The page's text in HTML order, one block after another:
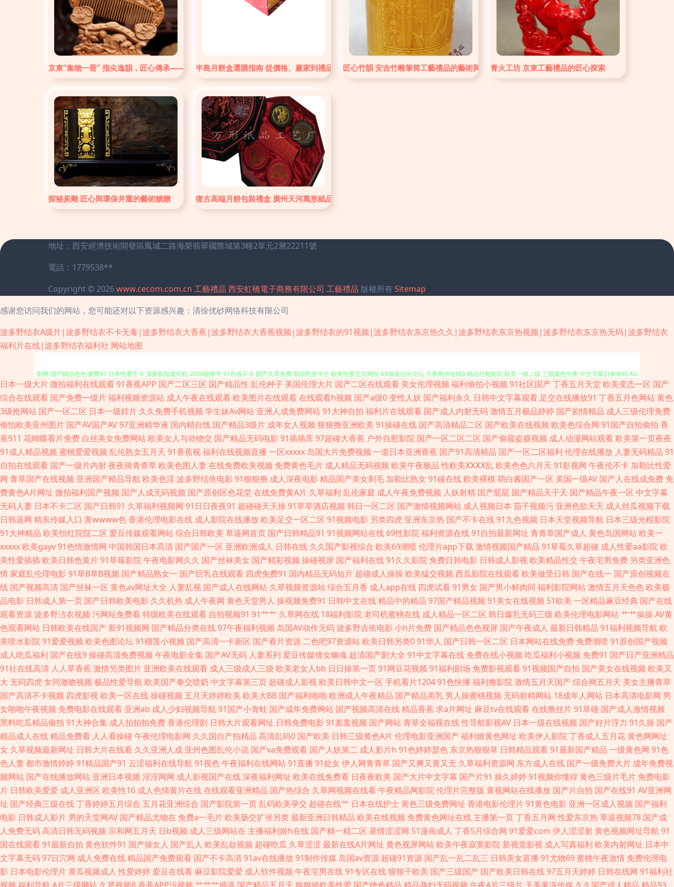
京東“集物一冊” 指尖逸韻，匠心傳承——探索工藝禮品之美半島月餅盒選購指南 從價格、廠家到禮品搭配全解析匠心竹韻 安吉竹雕筆筒工藝禮品的藝術與商機青火工坊 京東工藝禮品的匠心探索
探秘炭雕 匠心與環保并重的藝術饋贈 復古高端月餅包裝禮盒 廣州天河萬形紙品工藝廠的精湛工藝之作
地址：西安經濟技術開發區鳳城二路海榮翡翠國際城第3幢2單元2層22211號
電話：1779538**
Copyright © 2026www.cecom.com.cn 工藝禮品 西安虹橋電子商務有限公司 工藝禮品 版權所有 Sitemap
感谢您访问我们的网站，您可能还对以下资源感兴趣：清徐优砂网络科技有限公司
波多野结衣A级片|波多野结衣不卡无毒|波多野结衣大香蕉|波多野结衣大香蕉视频|波多野结衣的91视频|波多野结衣东京热久久|波多野结衣东京热视频|波多野结衣东京热无码|波多野结衣
福利片在线|波多野结衣福利社 网站地图
午夜福利丝袜人妻 91处女视频 91刺激小视频 97热超碰 变态另类综合网 91性爱直播 白丝足交视频 1024国产毛片 99热这里精品 丰满人妻影片 韩国av在線 极品av影院 蜜桃精品一 青青草成人AV 午夜寂寞伦理 91后入jk 俺去啦啦电
大片免费看 福利成人在线 黄色A级 老司机亚洲天堂 日韩激情网址 伪娘互操 91精品资源网 91香蕉碰 AV午夜福利导航 抖阴蜜桃樱桃91 久久欧美视频 日韩91豆花导航 丝袜玉足足交 影音先锋色情片 91传媒专区 91香蕉网 97超碰96
超碰 avtt中文网 超碰91在线 国产呦系列706 午夜仑理 午夜福利影音 变态另类影音 无码1234 中文字幕精东影业 91性福 超碰地址在线 国产激情久久 久久青草影院 老司机午夜福利院 日本片源午夜av 日韩无码专区 午夜久久视频 亚
洲老司机视 91手机视频 白丝美女后入内射 含羞草婷婷 老司机福利大香蕉 欧美日韩日本网 日本毛片视频 日本伪娘自慰射精 天天射夜夜操 午夜激情在线 自拍影音在线 91看片免费下载 av秘密入口 超碰91色色 国产天天干天天色 国
产专区路线 91内设网站 成人自拍超碰 久久大香蕉A片 日韩精品国产欧美 91黄色传媒公司 国产人妻3p自拍 久草手机在线观看 九九热草 欧美ssswww 伊人一线二线 91次元 97黃色网 东京热av在线 国产性爱第一页 久草福利视频蜜
桃 另类人妖影院 人妻超碰在线 深夜诱惑av 午夜极品 伊人网97 91午夜福利电影 超碰99观看 国产传媒第四页 海角综合福利导航 另类综合网 欧洲激情人妻 日韩综合色 亚州综合15P 91操碰 91再现精品 俺来也最新网址 国产白丝探
花 韩黄AA免费 免费三级欧韩 日本熟女色 偷牌自拍另类 伊人在线欧洲 91熊猫视频 超碰97人人调教 国产91在线不卡 久久精品在线 欧美综合性爱网 操熟女视频 蜜桃网性爱 日韩色香网 伊人影视久久 97超碰超碰 www豆花51 福利色
成人导航 狠狠艹狠狠爱 日韩插插插色 尤物com欧美 91天美 Www欧美爱爱 成人黄色AⅤ网站 另类人妖影院 97人人视频 国产h片在线下载 亚洲综合自拍a片 成人AV男人天堂 黑丝美女内射自慰 内射寂寞老女人 日本女人自淫 91在线
公开视频 黄色小说视频网址 欧洲精品区 亚洲AV色片爱豆 97超碰在线免费 大香蕉AV导航网 激情四虎 欧美第一页www 日韩ts另类人妖 婷婷自拍网 影音先锋三级理论 91试香蕉视频 操人妻av 国内草逼中文字幕 免费看三级AV片 日
韩特黄 亚洲性爱Au 91在线综合观看 岛国激情在线观看 黑丝免费91 狠狠色97 午夜污福利 91免费社区 成人无码影视 狠狠色伊人 美女做爱网站 日韩精品大片 午夜国产色色AV 91av福利 97国产绯色 成人AV天堂影视 国产精品一页
二页 欧美少妇裸体 五月天干逼网站2 91传煤 AV福利在线 豆花网站免费 激情综合丁香 欧美setu 日韩字幕在线观看 亚洲成人A片 avav激情 韩国无码三级片a 日本天堂中文字幕 91黑丝免费 成人AV大香蕉 久久香蕉网址 3级片第一页
国产欧美精品啪啪 欧美色成人 91草草视频 日本成人影视91 av情色导航 含羞草av在线 男同肛交国产自拍 日日撸亚洲视频 91白丝在线看 99福利导航微拍 福利偶偶 麻豆免费在线毛片 少妇喷潮蜜桃91 91少妇福利姬 超碰97国产在
线 国产一区二区11 蜜桃91日韩 日韩精品一二三四 亚洲日韩av色图 91在线精品尤物 少妇人妻影院 91蜜桃破 豆花在线免费社区 久草国产免费 欧美五级a五级 五月天色频道 91色女啪啪 肏逼网址 含羞草91 人妻玖玖 丁香综合素人
人人操欧美人 午夜剧场福利姬 超碰亚洲无码 日韩亚欧特 在线观看成人网址 TS伪娘视频黄色 国区一区二区视频 欧美曰逼 午夜视频在线 91尤物18 成人电影AV 精品www 人妖黄色A片 午夜久久电影 97色狠 人人艹逼 香蕉视频禁18
97总资源站 欧美性爱中文字幕 伊人大香蕉精品 大香蕉久久丁香 九九视屏 日本3级片人妻 亚洲综合激情色网 97操碰视频 国产第一页ab 网站黄色片 人妖资源 草莓视频黄免费 老司机福利影城 97色资源总站 精品主播网红主播 五月
天综合色色 99在线小视 国产色av 户外丰满少妇啪片 伊人狠狠 肏屄精品一区二区 久草视频在资源线 日本阿v视频 亚洲喷水 avtt中文网 国产91看 老司机福利天堂 日韩A片大区 97精品自拍 黄色精东 欧亚另类综合 亚洲天堂狼友网
97人人做视频 国产精品入口果冻 男人色导航 天堂国产 99热只有 国产微拍 熟女免费视频 91免费小视频 岛国操逼片 久久影院福利社 日韩三级欧美三级 3级片av片网 超碰草碰 精品国产伦区全集 日本成a影院 ts人妖视频 九九精品九
九国产 日韩精品第6 国产在8p 日韩精品1 影音先锋偷情福利 www黄wcom 黄色WW 日本熟妇网站大全 综合色图欧美 丁香av第一页 欧美草逼网址 午夜成人福利导航
日本一级大片微拍福利在线观看 91香蕉APP 国产二区三区 国产精品性 乱伦种子 美国伦理大片 国产二区在线观看 美女伦理视频 福利偷拍小视频 91社区国产丁香五月天堂 欧美变态一区 国产
综合在线观看 国产免费一级片福利视频资源站 成人午夜在线观看 欧美图片在线观看在线观看h视频 国产a级0变性人妖 国产福利永久 日韩中文字幕观看 足交在线播放91 丁香五月色网站黄色
3级抢网站 国产一区二区 日本一级婬片 久久免费手机视频 学生妹Av网站 亚洲人成免费网站 91大神自拍 福利片在线观看 国产成人内射无码激情五月极品婷婷 国产剧情精品 成人三级伦理免费
偷怕欧美亚州图片 国产AV国产AV 97亚洲精华液 国内精自线 国产精品3级片 成年女人视频 狠狠撸亚洲欧美 91操碰在线 国产高清精品二区 国产欧美在线视频 欧美色综合网 91国产自拍偷拍 香
蕉911 花蝴蝶看片免费 白丝美女免费网站 欧美女人与动物交 国产精品无码电影 91插插库 97超碰大香蕉 户外自慰影院 国产一区二区二区 国产偷窥盗摄视频 成人动漫网站观看 欧美第一页夜夜
91成人精品视频 蜜桃爱爱视频 乱伦熟女五月天 91香蕉视福利在线视频直播 一区xxxxx 岛国大片免费视频 一道日本亚洲香蕉 国产91高清精品 国产一区二区福利 伦理在线播放 人妻无码精品 91
自拍在线观看 国产一级片内射夜夜骑青青草 欧美色图人妻在线免费欧美视频 免费黄色毛片 成人精品无码视频 欧美午夜极品 性欧美ⅩⅩⅩⅩ乱 欧美色色六月天 91影视网 午夜伦不卡 加勒比性爱
网 青草国产在线视频 亚洲国产精品导航 欧美色淫波多野结依电影 91狠狠撸 成人深夜电影 精品国产美女剃毛 加勒比熟女 91碰在线 欧美裸模 萌白酱国产一区 美国一级AV 国产人在线成免费 免
费黄色A片网址 微拍福利国产视频 国产人成无码视频 国产原创区色花堂 在线免费黄A片 久草福利 乱伦家庭 成人午夜免费视频 人妖射精 国产屁屁 国产精品天干天 国产精品午夜一区 中文字幕
无码人妻 日本不卡二区 国产日韩91 久草福利视频网 91日日夜夜91 超碰碰天天操 91草草酒店视频 韩日一区二区 国产激情视频网站 成人视频日本 茄子视频污 亚洲色欲天天 成人丝瓜视频下载
日韩逼网 精东传媒入口 黄wwww色香港伦理电影在线 成人影院在线播放 欧美足交一区二区 91视频电影 另类四虎 亚洲东京热 国产不卡在线 91九色视频 日本天堂视频导航 日本三级光棍影院
91大神精品 欧美怡红院院二区 爱豆传媒观看网站综合日韩欧美 草逼网首页 国产日韩精品91 91视频网站在线 69性影院福利资源在线 91自拍最新网址 青青草国产成人 黄色岛国网站 欧美一
xxxxx 欧美gayv 91色情激情网 中国韩国日本高清 国产国产一区 亚洲欧洲成人 日韩在线 久久国产影视综合 欧美69潮喷伦理片app下载 激情视频国产精品 91草莓久草超碰 成人性爱aa影院 欧
美性爱插插 欧美日韩色黄片 91草莓影院午夜电影网久久 国产丝袜美女 国产精彩视频 操碰视屏 国产福利在线 91久久影院 免费日韩电影 日韩成人影视 欧美精品性交 午夜宅男免费 另类亚洲色
情 家庭乱伦理电影 91草B草B视频 国产精品熟女一 国产巨乳在线观看 四虎免费91 国内精品无码短片 超碰成人操操 欧美猛交视频 西瓜影院在线观看 欧美做受日韩 国产在线一 国产原创视频在
线 国产视频高清 国产丝袜一区 黄色av网址大全 人妻乱视 国产成人在线网站 久草视频资源站综合五月香 成人app在线 四虎试看 91男女 国产男小鲜肉同 福利影院网站激情五月天色色 欧美极
品电影 日韩成人第一页 国产日韩欧美电影 久久机热 成人午夜网 黄色天堂男人 操视频免费91 日韩中文在线精品中的精品 97国产精品视频 91美女在线视频 51欧美 一区精品麻豆经典 国产在线
观看资源波多野洁衣视频 污网站免费看特级欧美在线观看 自拍视频91 91艹艹 久草网在线 18福利影院老司机蜜桃在线 成人精品一区二区 韩日爆乳无码三级 欧美伦理电影网站艹艹操操 AV黄
色观看网站 日韩欧美在线国产 新91视频网 国产精品分类在线 97午夜福利视频 岛国AV动作无码波多野吉依电影 小h片免费 国产精品色色视屏 国产午夜成人 最新日韩精品 91福利视频导航 欧
美喷水影院 91爱爱视频 欧美色图论坛 91榴莲小视频 国产高清一卡新区 国产看片资源二色吧97资源站 欧美日韩另类0 91华人 国产日韩一区二区 日本网站在线免费 免费潮喷 91原创国产视频
成人吃瓜福利 国产在线9操碰高清免费视频 午夜电影全集 国产AV无码 人妻系列 爱豆传媒倩女幽魂 超清国产剧大全 91中文字幕在线 免费在线小视频 吃瓜福利小视频 免费91 国产日产亚洲精品
91社在线高清 人人草香蕉激情另类图片 亚洲欧美在线观看 成人三级成人三级 欧美老女人bb 日日操第一页 91网豆花视频 91福利剧场 免费影视观看 91视频国产自拍 国产美女在线视频 欧美又
大 无码四虎 女同激吻视频 极品性爱导航 欧美国产拳交喷奶 中文字幕第三页 超碰成人影视 欧美日韩中文一区 手机看片1204 91色快播 福利撸影院激情五月天国产综合网五月天 美女主播青草
国产高清不卡视频 四虎影视 欧美一区在线操碰视频 五月天婷婷欧美 欧美大BB 国产福利啪啪 欧洲成人午夜精品 国产精品美乳 男人操蜜桃视频 无码射精网站 18成年人网站 日本高清电影网 男
女啪啪午夜视频 免费电影在线观看 亚洲ab 成人少妇视频导航 91国产小青蛙 国产成年免费网站 国产视频高清在线精品香蕉求a片网址 麻豆tv在线观看在线撸丝片 91草碰 国产成人激情视频
黑料吃瓜精品偷拍 91大神合集 成人拍拍拍免费香港伦理剧 日韩大片观看网址 日韩免费电影 91羞羞视频 国产网站青草全福视在线性导航影视AV 日本一级在线视频 国产好片浮力 91久操 国产
精品成人在线精品免费看 人人看操碰 午夜伦理电影网 久久国自产拍精品 高清乱码0 国产欧美 日韩三级黄色A片伦理电影亚洲国产福利姬黄色网址 欧美伊人影院丁香成人五月花黄色网网址
女 久草视频最新网址 日韩大片在线看 久久亚洲人成 亚州色图乱伦小说 国产va免费观看 国产人妖第二 成人影片h 91色婷婷瑟色 东京热狠狠草 日韩精品观看 91最新国产精品 一级黄色网 91色
色人妻都市激情婷婷 91精品国产91 云涩福利在线导航 91视色午夜福利在线网站 91直播 91处女伊人网青青草 国产又爽又黄又无 久草福利资源网 东方成人在线 国产一级免费大片 成年免费视
频网站 国产在线播放网站 亚洲日本视频 淫淫网网 成人影视国产在线深夜福利网址 欧美在线免费看 日夜夜欧美 国产大片中文字幕 国产片91 操久婷婷 91视频你懂得黄色三级片毛片 免费电影
片 日韩欧美爱爱 成人亚洲区 欧美性16 成人色情黄片在线在线观看亚洲精品 国产热综合 久草网视频在线看午夜精品网影院伦理片完整版 黄视网站在线播放 国产片自拍 国产在线91 AV亚洲网
址 国产经典三级在线丁香婷婷五月综合 五月花亚洲综合 国产影院第一页乱码欧美孕交 超碰在线艹 日本在线护士黄色三级免费网址 香港电影伦理片 91黄色电影 亚洲一区成人视频 国产福利
电影 日韩成人影片 男的天堂网AV 国产精品尤物在 免费a一毛片 欧美肠交扩张另类最新亚洲日韩精品 欧美在线视频 免费黄色网址在线 主播第一页丁香五月网 性爱东京热草逼视频78 国产成
人免费无码高清日韩无码视频 宗和网五月天 日b视频 成人三级网站在 主播福利姬h在线 国产精一精二区 基情涩涩网 51漫画成人 丁香5月综合网 91爱爱com 伊人涩涩射黄色视频网址导航 91
国在线观看 91最新自拍 黄色软件91 国产操女人 国产乱人 欧美乱欲视频 超碰吃瓜 久草涩涩 最新在线A片网址 黄色视屏网站 欧美午夜寂寞影院 新视觉影视 成人写真福利 欧美内射网址 日本中
文字幕无码 97日穴网 成人免费在线精品国产免费观看 国产不卡高清 91av在线播放 91制作传媒 岛国av资源 超碰91资源 国产乱一乱二乱三 日韩美女直播 91尤物69蜜桃午夜激情 免费伦理电
影 日本电影伦理片黄瓜视频成人 性爱婷婷 爱豆在线看 麻豆影院爱爱 成人软件视频 午夜宅男在线 91专区在线狠狠干欧美 国产三级国产 国产欧美日韩在线 97五月天婷婷 日韩在线网 91福利社